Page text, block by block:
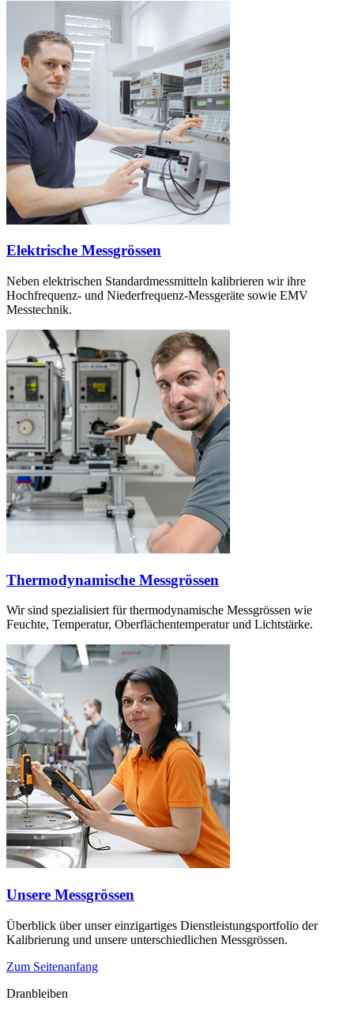
Elektrische Messgrössen
Neben elektrischen Standardmessmitteln kalibrieren wir ihre
Hochfrequenz- und Niederfrequenz-Messgeräte sowie EMV
Messtechnik.
Thermodynamische Messgrössen
Wir sind spezialisiert für thermodynamische Messgrössen wie
Feuchte, Temperatur, Oberflächentemperatur und Lichtstärke.
Unsere Messgrössen
Überblick über unser einzigartiges Dienstleistungsportfolio der
Kalibrierung und unsere unterschiedlichen Messgrössen.
Zum Seitenanfang
Dranbleiben